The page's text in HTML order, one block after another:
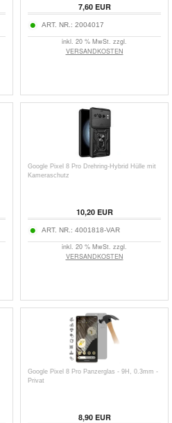
7,60EUR
ART. NR.: 2004017
inkl. 20 % MwSt. zzgl.
VERSANDKOSTEN
Google Pixel 8 Pro Drehring-Hybrid Hülle mit
Kameraschutz
10,20EUR
ART. NR.: 4001818-VAR
inkl. 20 % MwSt. zzgl.
VERSANDKOSTEN
Google Pixel 8 Pro Panzerglas - 9H, 0.3mm -
Privat
8,90EUR